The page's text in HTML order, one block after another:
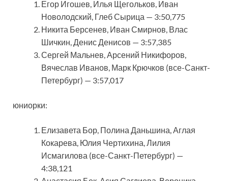
Егор Игошев, Илья Щегольков, Иван
Новолодский, Глеб Сырица — 3:50,775
Никита Берсенев, Иван Смирнов, Влас
Шичкин, Денис Денисов — 3:57,385
Сергей Мальнев, Арсений Никифоров,
Вячеслав Иванов, Марк Крючков (все-Санкт-
Петербург) — 3:57,017
юниорки:
Елизавета Бор, Полина Даньшина, Аглая
Кокарева, Юлия Чертихина, Лилия
Исмагилова (все-Санкт-Петербург) —
4:38,121